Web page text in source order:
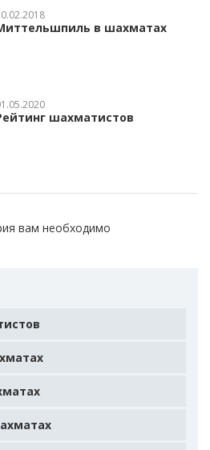
в шахматах
шахматистов
вам необходимо